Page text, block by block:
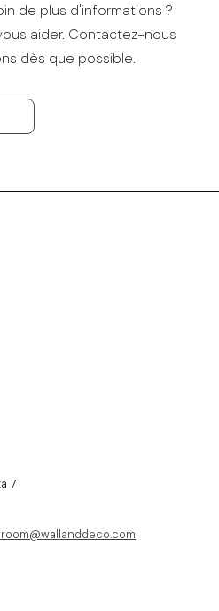
de plus d'informations ?
aider. Contactez-nous
dès que possible.
7